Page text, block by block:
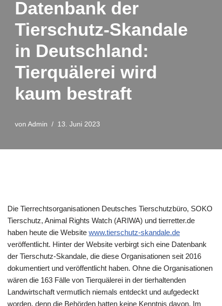
Datenbank der
Tierschutz-Skandale
in Deutschland:
Tierquälerei wird
kaum bestraft
von Admin 13. Juni 2023
Die Tierrechtsorganisationen Deutsches Tierschutzbüro, SOKO
Tierschutz, Animal Rights Watch (ARIWA) und tierretter.de
haben heute die Website www.tierschutz-skandale.de
veröffentlicht. Hinter der Website verbirgt sich eine Datenbank
der Tierschutz-Skandale, die diese Organisationen seit 2016
dokumentiert und veröffentlicht haben. Ohne die Organisationen
wären die 163 Fälle von Tierquälerei in der tierhaltenden
Landwirtschaft vermutlich niemals entdeckt und aufgedeckt
worden, denn die Behörden hatten keine Kenntnis davon. Im